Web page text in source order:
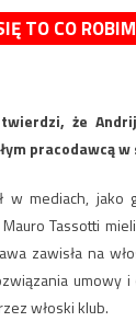
TO CO
że
pracodawcą
w mediach,
Tassotti
zawisła na
umowy
włoski klub.